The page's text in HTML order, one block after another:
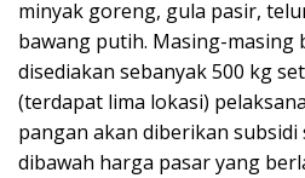
minyak goreng, gula pasir,
bawang putih. Masing-masing
disediakan sebanyak 500 kg
(terdapat lima lokasi)
pangan akan diberikan
dibawah harga pasar yang